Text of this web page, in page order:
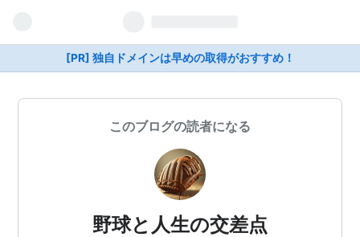
[PR] 独自ドメインは早めの取得がおすすめ！
このブログの読者になる
野球と人生の交差点